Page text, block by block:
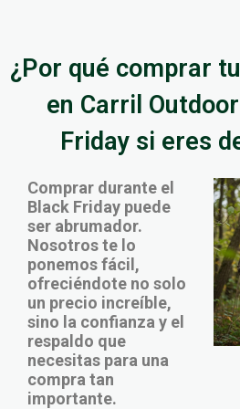
¿Por qué comprar
en Carril
Friday si eres
Comprar durante el
Black Friday puede
ser abrumador.
Nosotros te lo
ponemos fácil,
ofreciéndote no solo
un precio increíble,
sino la confianza y el
respaldo que
necesitas para una
compra tan
importante.